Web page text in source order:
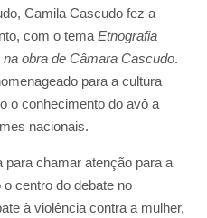
Camila Cascudo fez a
com o tema Etnografia
obra de Câmara Cascudo.
para a cultura
o conhecimento do avô a
nacionais.
chamar atenção para a
centro do debate no
à violência contra a mulher,